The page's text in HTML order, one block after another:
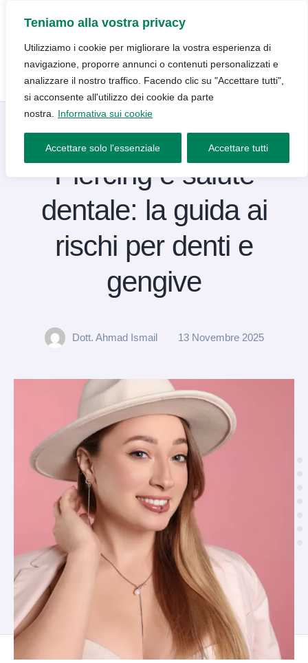
Teniamo alla vostra privacy
Utilizziamo i cookie per migliorare la vostra esperienza di
navigazione, proporre annunci o contenuti personalizzati e
analizzare il nostro traffico. Facendo clic su "Accettare tutti",
si acconsente all'utilizzo dei cookie da parte
nostra.
Informativa sui cookie
Accettare solo l'essenziale Accettare tutti
Piercing e salute
dentale: la guida ai
rischi per denti e
gengive
Dott. Ahmad Ismail 13 Novembre 2025